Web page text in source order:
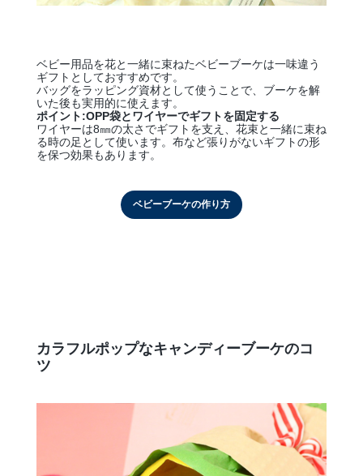
ベビー用品を花と一緒に束ねたベビーブーケは一味違う
ギフトとしておすすめです。
バッグをラッピング資材として使うことで、ブーケを解
いた後も実用的に使えます。
ポイント:OPP袋とワイヤーでギフトを固定する
ワイヤーは8㎜の太さでギフトを支え、花束と一緒に束ね
る時の足として使います。布など張りがないギフトの形
を保つ効果もあります。
ベビーブーケの作り方
カラフルポップなキャンディーブーケのコ
ツ